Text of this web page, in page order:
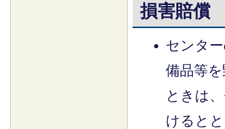
損害賠償
センタ
備品等
ときは
けると